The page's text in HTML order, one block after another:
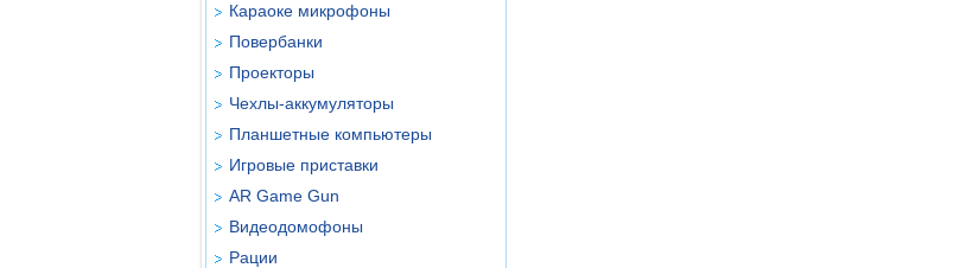
Караоке микрофоны
Повербанки
Проекторы
Чехлы-аккумуляторы
Планшетные компьютеры
Игровые приставки
AR Game Gun
Видеодомофоны
Рации